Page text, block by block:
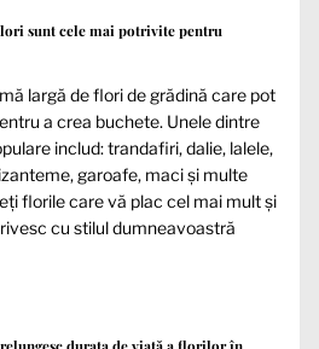
sunt cele mai potrivite pentru
largă de flori de grădină care pot
a crea buchete. Unele dintre
includ: trandafiri, dalie, lalele,
garoafe, maci și multe
florile care vă plac cel mai mult și
cu stilul dumneavoastră